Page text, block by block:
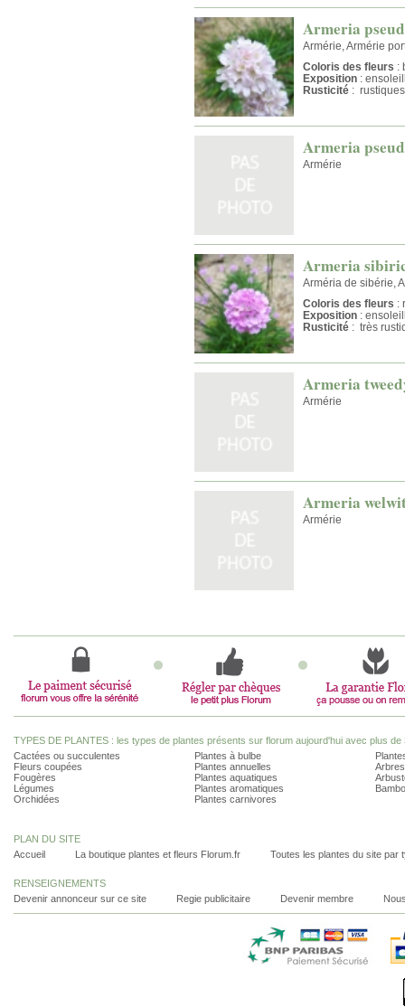
Armeria
Armérie, Armérie
Coloris des fleurs :
Exposition :
Rusticité :
Armeria
Armérie
Armeria
Arméria de sibérie,
Coloris des fleurs :
Exposition :
Rusticité : très
Armeria
Armérie
Armeria
Armérie
TYPES DE PLANTES : les types de plantes présents sur florum aujourd'hui avec plus de
Cactées ou succulentes
Fleurs coupées
Fougères
Légumes
Orchidées
Plantes à bulbe
Plantes annuelles
Plantes aquatiques
Plantes aromatiques
Plantes carnivores
PLAN DU SITE
Accueil
La boutique plantes et fleurs Florum.fr Toutes les plantes du site par
RENSEIGNEMENTS
Devenir annonceur sur ce site
Regie publicitaire Devenir membre